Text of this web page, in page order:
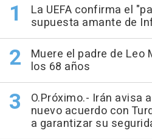
La UEFA confirma el
supuesta amante de
Muere el padre de Leo
los 68 años
O.Próximo.- Irán avisa
nuevo acuerdo con
a garantizar su